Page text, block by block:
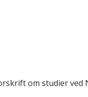
om studier ved